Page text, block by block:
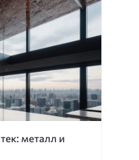
металл и